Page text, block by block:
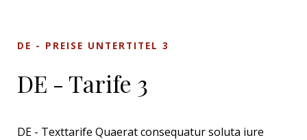
DE - PREISE UNTERTITEL 3
DE - Tarife 3
DE - Texttarife Quaerat consequatur soluta iure